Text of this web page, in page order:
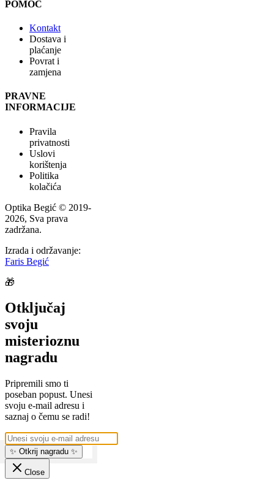
POMOĆ
Kontakt
Dostava i
plaćanje
Povrat i
zamjena
PRAVNE
INFORMACIJE
Pravila
privatnosti
Uslovi
korištenja
Politika
kolačića
Optika Begić © 2019-
2026, Sva prava
zadržana.
Izrada i održavanje:
Faris Begić
🎁
Otključaj
svoju
misterioznu
nagradu
Pripremili smo ti
poseban popust. Unesi
svoju e-mail adresu i
saznaj o čemu se radi!
✨ Otkrij nagradu ✨
Close